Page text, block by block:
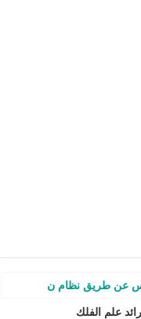
طريق نظام نور – شرح
علم الفلك